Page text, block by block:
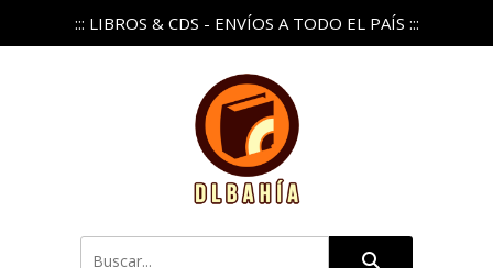
::: LIBROS & CDS - ENVÍOS A TODO EL PAÍS :::